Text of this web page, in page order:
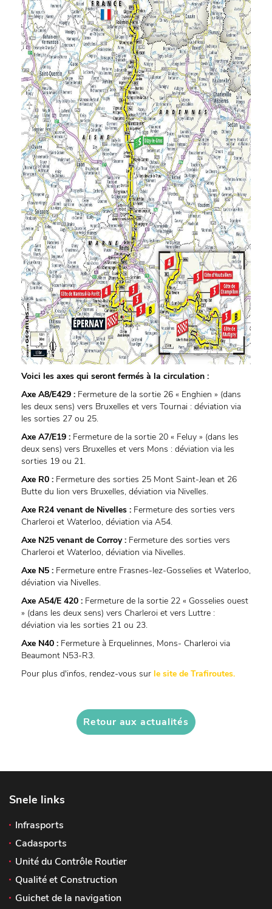
Voici les axes qui seront fermés à la circulation :
Axe A8/E429 : Fermeture de la sortie 26 « Enghien » (dans
les deux sens) vers Bruxelles et vers Tournai : déviation via
les sorties 27 ou 25.
Axe A7/E19 : Fermeture de la sortie 20 « Feluy » (dans les
deux sens) vers Bruxelles et vers Mons : déviation via les
sorties 19 ou 21.
Axe R0 : Fermeture des sorties 25 Mont Saint-Jean et 26
Butte du lion vers Bruxelles, déviation via Nivelles.
Axe R24 venant de Nivelles : Fermeture des sorties vers
Charleroi et Waterloo, déviation via A54.
Axe N25 venant de Corroy : Fermeture des sorties vers
Charleroi et Waterloo, déviation via Nivelles.
Axe N5 : Fermeture entre Frasnes-lez-Gosselies et Waterloo,
déviation via Nivelles.
Axe A54/E 420 : Fermeture de la sortie 22 « Gosselies ouest
» (dans les deux sens) vers Charleroi et vers Luttre :
déviation via les sorties 21 ou 23.
Axe N40 : Fermeture à Erquelinnes, Mons- Charleroi via
Beaumont N53-R3.
Pour plus d'infos, rendez-vous sur le site de Trafiroutes.
Retour aux actualités
Snele links
Infrasports
Cadasports
Unité du Contrôle Routier
Qualité et Construction
Guichet de la navigation